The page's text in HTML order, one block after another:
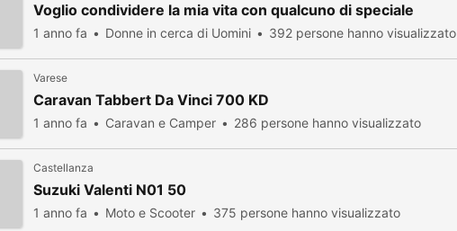
Voglio condividere la mia vita con qualcuno di speciale
1 anno fa Donne in cerca di Uomini 392 persone hanno visualizzato
Varese
Caravan Tabbert Da Vinci 700 KD
1 anno fa Caravan e Camper 286 persone hanno visualizzato
Castellanza
Suzuki Valenti N01 50
1 anno fa Moto e Scooter 375 persone hanno visualizzato